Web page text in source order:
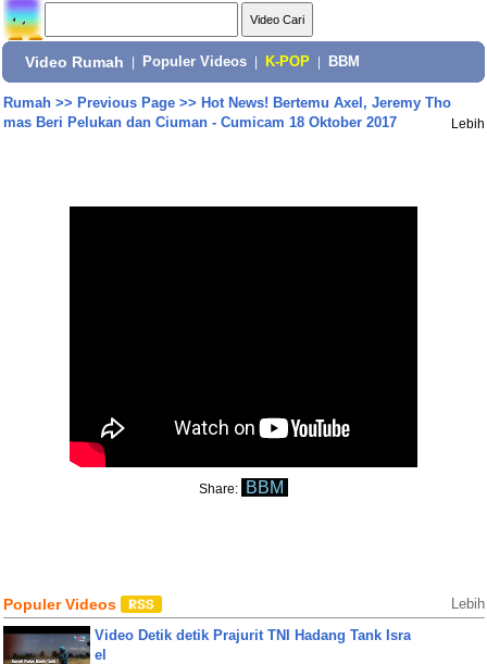
Video Rumah Populer Videos K-POP BBM
Rumah>> Previous Page>> Hot News! Bertemu Axel, Jeremy Tho
mas Beri Pelukan dan Ciuman - Cumicam 18 Oktober 2017
Lebih
Share: BBM
Populer Videos Lebih
Video Detik detik Prajurit TNI Hadang Tank Isra
el